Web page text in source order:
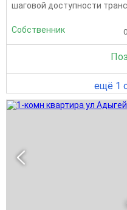
шаговой доступности
Собственник
ещё 1